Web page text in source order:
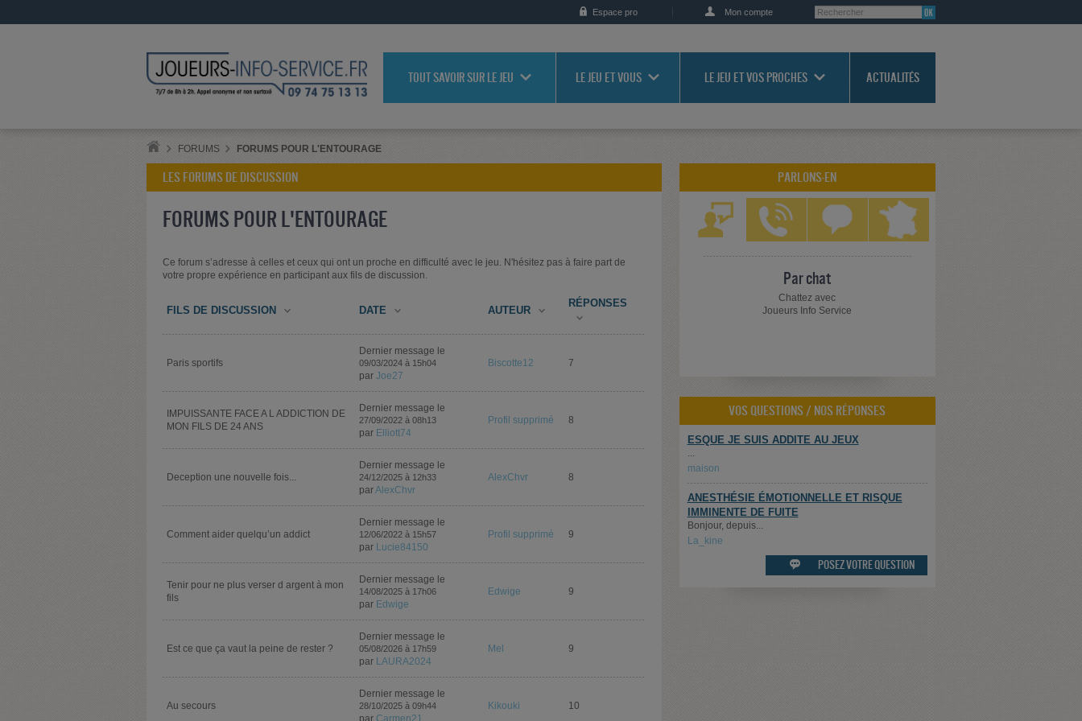
Espace pro Mon compte
TOUT SAVOIR SUR LE JEU LE JEU ET VOUS LE JEU ET VOS PROCHES ACTUALITÉS
FORUMS FORUMS POUR L'ENTOURAGE
LES FORUMS DE DISCUSSION
FORUMS POUR L'ENTOURAGE
Ce forum s’adresse à celles et ceux qui ont un proche en difficulté avec le jeu. N'hésitez pas à faire part de
votre propre expérience en participant aux fils de discussion.
FILS DE DISCUSSION DATE AUTEUR
RÉPONSES
Paris sportifs
Dernier message le
09/03/2024 à 15h04
par Joe27
Biscotte12 7
IMPUISSANTE FACE A L ADDICTION DE
MON FILS DE 24 ANS
Dernier message le
27/09/2022 à 08h13
par Elliott74
Profil supprimé 8
Deception une nouvelle fois...
Dernier message le
24/12/2025 à 12h33
parAlexChvr
AlexChvr 8
Comment aider quelqu’un addict
Dernier message le
12/06/2022 à 15h57
par Lucie84150
Profil supprimé 9
Tenir pour ne plus verser d argent à mon
fils
Dernier message le
14/08/2025 à 17h06
par Edwige
Edwige 9
Est ce que ça vaut la peine de rester ?
Dernier message le
05/08/2026 à 17h59
par LAURA2024
Mel 9
Au secours
Dernier message le
28/10/2025 à 09h44 Kikouki 10
PARLONS-EN
Par chat
Chattez avec
Joueurs Info Service
VOS QUESTIONS / NOS RÉPONSES
ESQUE JE SUIS ADDITE AU JEUX
...
maison
ANESTHÉSIE ÉMOTIONNELLE ET RISQUE
IMMINENTE DE FUITE
Bonjour, depuis...
La_kine
 POSEZ VOTRE QUESTION